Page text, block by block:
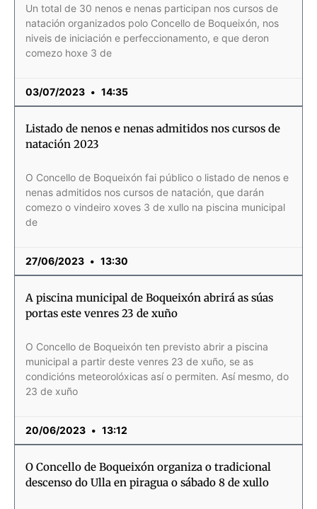
Un total de 30 nenos e nenas participan nos cursos de
natación organizados polo Concello de Boqueixón, nos
niveis de iniciación e perfeccionamento, e que deron
comezo hoxe 3 de
03/07/2023 14:35
Listado de nenos e nenas admitidos nos cursos de
natación 2023
O Concello de Boqueixón fai público o listado de nenos e
nenas admitidos nos cursos de natación, que darán
comezo o vindeiro xoves 3 de xullo na piscina municipal
de
27/06/2023 13:30
A piscina municipal de Boqueixón abrirá as súas
portas este venres 23 de xuño
O Concello de Boqueixón ten previsto abrir a piscina
municipal a partir deste venres 23 de xuño, se as
condicións meteorolóxicas así o permiten. Así mesmo, do
23 de xuño
20/06/2023 13:12
O Concello de Boqueixón organiza o tradicional
descenso do Ulla en piragua o sábado 8 de xullo